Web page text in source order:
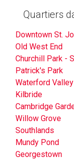
Quartiers
Downtown St.
Old West End
Churchill Park -
Patrick's Park
Waterford Valley
Kilbride
Cambridge
Willow Grove
Southlands
Mundy Pond
Georgestown